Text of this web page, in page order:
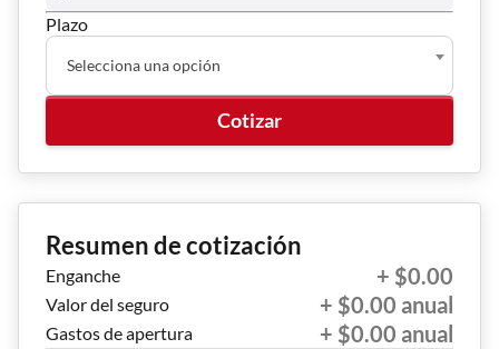
Plazo
Selecciona una opción
Cotizar
Resumen de cotización
Enganche + $0.00
Valor del seguro + $0.00 anual
Gastos de apertura + $0.00 anual